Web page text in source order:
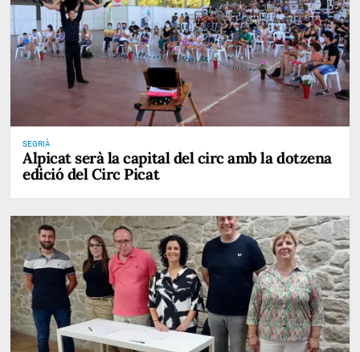
SEGRIÀ
Alpicat serà la capital del circ amb la dotzena
edició del Circ Picat